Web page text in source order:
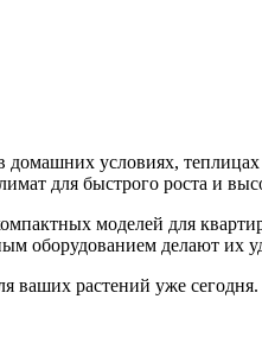
условиях,
для быстрого роста и
моделей для
оборудованием делают их
ваших растений уже сегодня.